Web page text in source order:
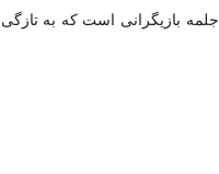
جلمه بازیگرانی است که به تازگی